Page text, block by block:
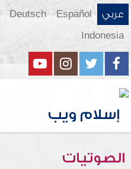
عربي Español
Deutsch
Indonesia
الصوتيات